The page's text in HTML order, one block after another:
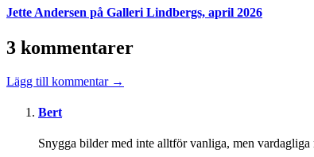
Jette Andersen på Galleri Lindbergs, april 2026
3 kommentarer
Lägg till kommentar →
Bert
Snygga bilder med inte alltför vanliga, men vardagliga